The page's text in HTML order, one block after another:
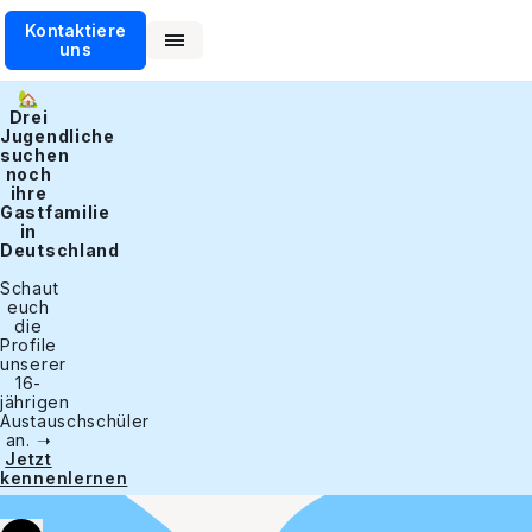
Kontaktiere
uns
🏡
Drei
Jugendliche
suchen
noch
ihre
Gastfamilie
in
Deutschland
Schaut
euch
die
Profile
unserer
16-
jährigen
Austauschschüler
an. ➝
Jetzt
kennenlernen